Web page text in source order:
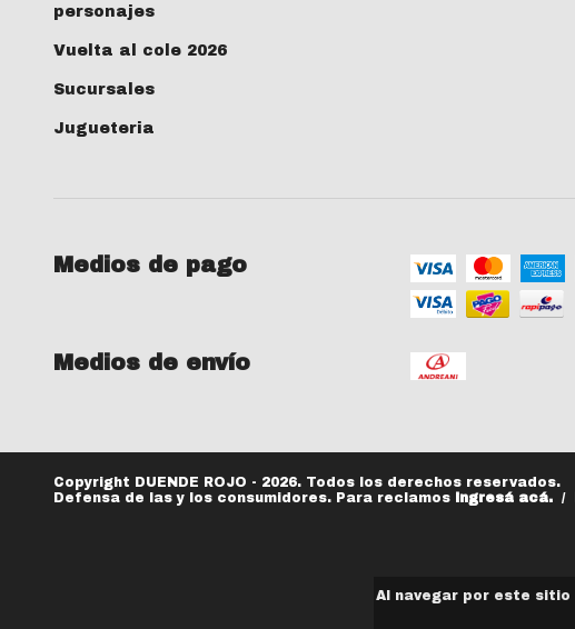
Al navegar por este sitio
personajes
Vuelta al cole 2026
Sucursales
Jugueteria
Medios de pago
Medios de envío
Copyright DUENDE ROJO - 2026. Todos los derechos reservados.
Defensa de las y los consumidores. Para reclamos ingresá acá. /